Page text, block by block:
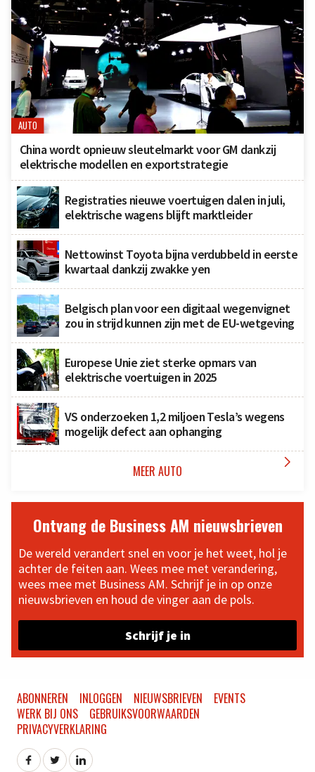
AUTO
China wordt opnieuw sleutelmarkt voor GM dankzij
elektrische modellen en exportstrategie
Registraties nieuwe voertuigen dalen in juli,
elektrische wagens blijft marktleider
Nettowinst Toyota bijna verdubbeld in eerste
kwartaal dankzij zwakke yen
Belgisch plan voor een digitaal wegenvignet
zou in strijd kunnen zijn met de EU-wetgeving
Europese Unie ziet sterke opmars van
elektrische voertuigen in 2025
VS onderzoeken 1,2 miljoen Tesla’s wegens
mogelijk defect aan ophanging
MEER AUTO 
Ontvang de Business AM nieuwsbrieven
De wereld verandert snel en voor je het weet, hol je
achter de feiten aan. Wees mee met verandering,
wees mee met Business AM. Schrijf je in op onze
nieuwsbrieven en houd de vinger aan de pols.
Schrijf je in
ABONNEREN INLOGGEN NIEUWSBRIEVEN
EVENTS
WERK BIJ ONS
GEBRUIKSVOORWAARDEN
PRIVACYVERKLARING